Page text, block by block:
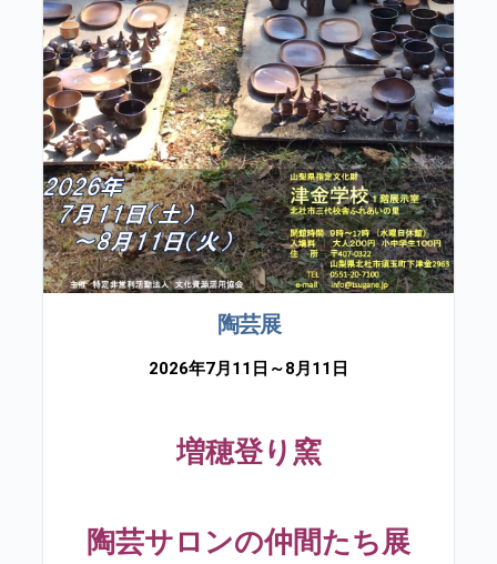
陶芸展
2026年7月11日～8月11日
増穂登り窯
陶芸サロンの仲間たち展